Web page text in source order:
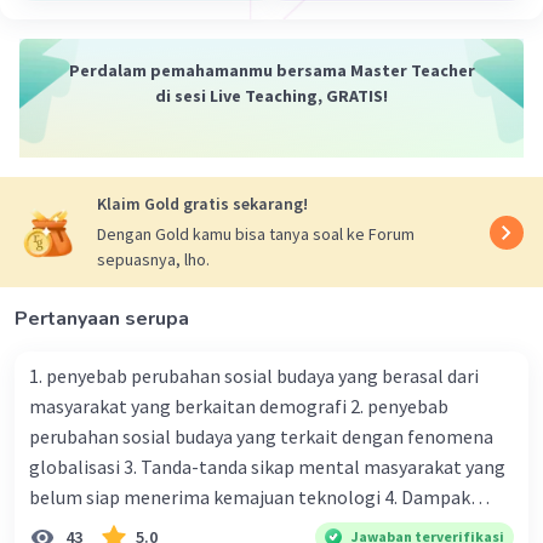
dimaksudkan untuk mencapai tujuan finansial
jangka panjang, seperti pensiun, pendidikan
mayoritas investasi dirancang untuk
memberikan hasil yang optimal dalam jangka
waktu yang lebih panjang.
Risiko dan Imbal Hasil:Investasi selalu
melibatkan keseimbangan antara risiko dan
suatu investasi, semakin tinggi pula risiko yang
terkait dengannya. Investor harus memahami
risiko yang terlibat dalam setiap investasi dan
melakukan diversifikasi portofolio untuk
mengurangi risiko secara keseluruhan.
Likuiditas:
Likuiditas mengacu pada seberapa
Perdalam pemahamanmu bersama Master Teacher
di sesi Live Teaching, GRATIS!
Klaim Gold gratis sekarang!
Dengan Gold kamu bisa tanya soal ke Forum
sepuasnya, lho.
Pertanyaan serupa
1. penyebab perubahan sosial budaya yang berasal dari
masyarakat yang berkaitan demografi 2. penyebab
perubahan sosial budaya yang terkait dengan fenomena
globalisasi 3. Tanda-tanda sikap mental masyarakat yang
belum siap menerima kemajuan teknologi 4. Dampak
modernisasi dalam kehidupan sosial masyarakat 5.
43 5.0 Jawaban terverifikasi